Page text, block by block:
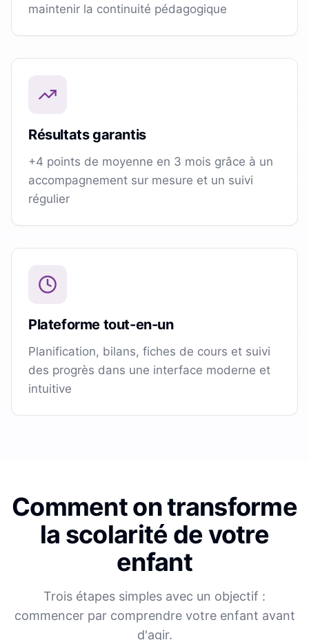
maintenir la continuité pédagogique
Résultats garantis
+4 points de moyenne en 3 mois grâce à un
accompagnement sur mesure et un suivi
régulier
Plateforme tout-en-un
Planification, bilans, fiches de cours et suivi
des progrès dans une interface moderne et
intuitive
Comment on transforme
la scolarité de votre
enfant
Trois étapes simples avec un objectif :
commencer par comprendre votre enfant avant
d'agir.